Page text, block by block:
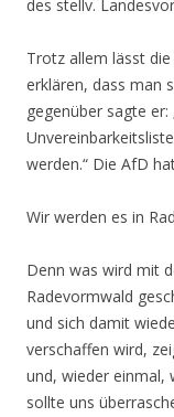
des stellv.
Trotz allem lässt
erklären, dass man
gegenüber sagte
werden.“ Die AfD
Wir werden es in
Denn was wird mit
Radevormwald
und sich damit
verschaffen wird,
und, wieder einmal,
sollte uns